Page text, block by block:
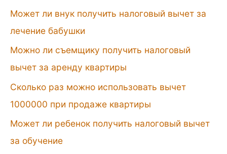
Может ли внук получить налоговый вычет за
лечение бабушки
Можно ли съемщику получить налоговый
вычет за аренду квартиры
Сколько раз можно использовать вычет
1000000 при продаже квартиры
Может ли ребенок получить налоговый вычет
за обучение